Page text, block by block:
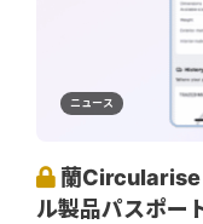
ニュース
蘭Circularise
ル製品パスポー